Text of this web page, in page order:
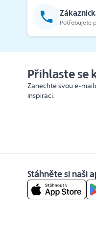
Potřebujete
Přihlaste se
Zanechte svou e-
inspiraci.
Stáhněte si naši